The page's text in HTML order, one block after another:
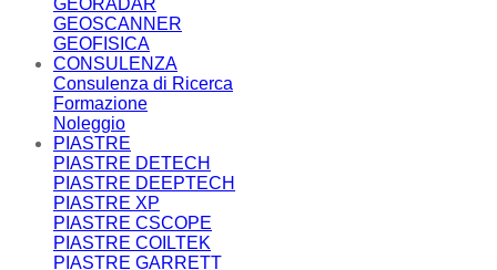
GEORADAR
GEOSCANNER
GEOFISICA
CONSULENZA
Consulenza di Ricerca
Formazione
Noleggio
PIASTRE
PIASTRE DETECH
PIASTRE DEEPTECH
PIASTRE XP
PIASTRE CSCOPE
PIASTRE COILTEK
PIASTRE GARRETT